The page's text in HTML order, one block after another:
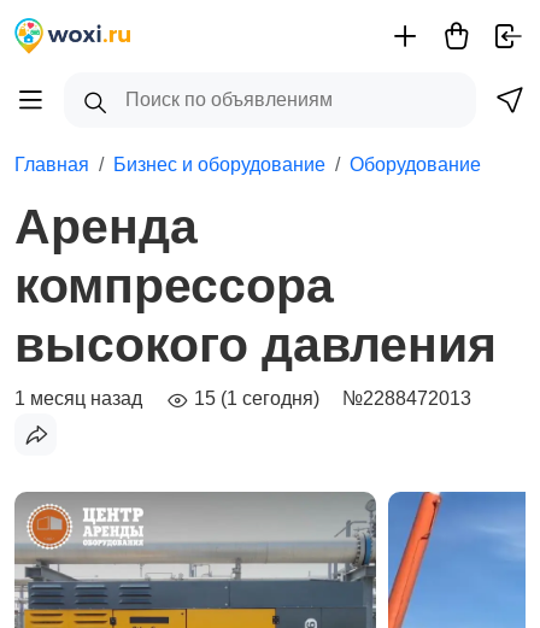
Главная Бизнес и оборудование Оборудование
Аренда
компрессора
высокого давления
1 месяц назад 15 (1 сегодня) №2288472013